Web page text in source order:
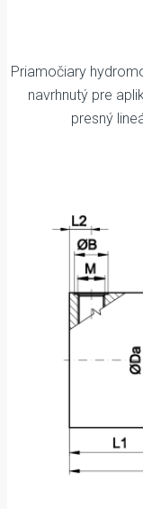
Priamočiary
navrhnutý pre
presný